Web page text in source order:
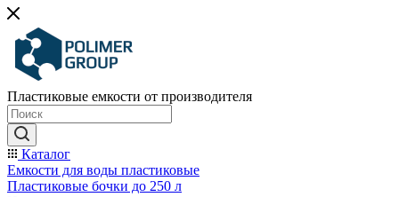
Пластиковые емкости от производителя
Каталог
Емкости для воды пластиковые
Пластиковые бочки до 250 л